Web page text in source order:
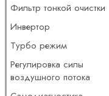
Фильтр тонкой очистки
Инвертор
Турбо режим
Регулировка силы
воздушного потока